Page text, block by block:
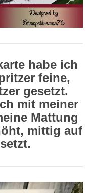
habe ich
feine,
gesetzt.
mit meiner
Mattung
mittig auf